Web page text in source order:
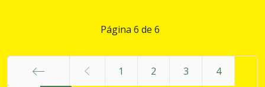
Página 6 de 6
1 2 3 4